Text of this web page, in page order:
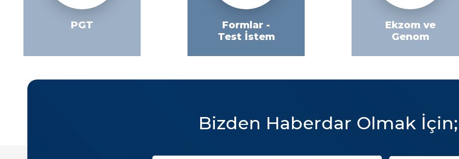
PGT
Formlar -
Test İstem
Ekzom ve
Genom
Bizden Haberdar Olmak İçin;